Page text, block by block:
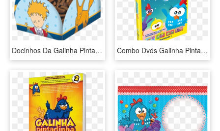
Docinhos Da Galinha Pintadinha, HD Png Download Combo Dvds Galinha Pintadinha Mini Vol - Cartoon, HD Png Download